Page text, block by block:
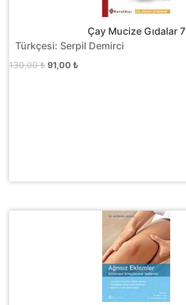
Çay Mucize Gıdalar 7
Türkçesi: Serpil Demirci
130,00₺ Orijinal
91,00 ₺Şu